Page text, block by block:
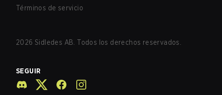
Términos de servicio
2026 Sidledes AB. Todos los derechos reservados.
SEGUIR